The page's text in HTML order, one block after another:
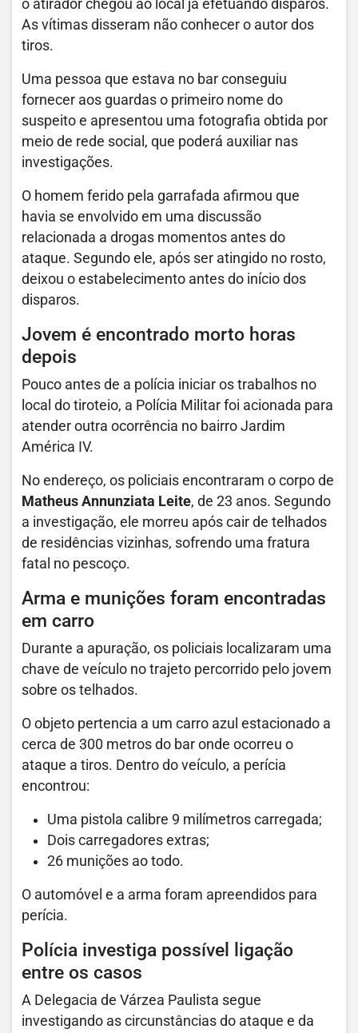
o atirador chegou ao local já efetuando disparos.
As vítimas disseram não conhecer o autor dos
tiros.
Uma pessoa que estava no bar conseguiu
fornecer aos guardas o primeiro nome do
suspeito e apresentou uma fotografia obtida por
meio de rede social, que poderá auxiliar nas
investigações.
O homem ferido pela garrafada afirmou que
havia se envolvido em uma discussão
relacionada a drogas momentos antes do
ataque. Segundo ele, após ser atingido no rosto,
deixou o estabelecimento antes do início dos
disparos.
Jovem é encontrado morto horas
depois
Pouco antes de a polícia iniciar os trabalhos no
local do tiroteio, a Polícia Militar foi acionada para
atender outra ocorrência no bairro Jardim
América IV.
No endereço, os policiais encontraram o corpo de
Matheus Annunziata Leite, de 23 anos. Segundo
a investigação, ele morreu após cair de telhados
de residências vizinhas, sofrendo uma fratura
fatal no pescoço.
Arma e munições foram encontradas
em carro
Durante a apuração, os policiais localizaram uma
chave de veículo no trajeto percorrido pelo jovem
sobre os telhados.
O objeto pertencia a um carro azul estacionado a
cerca de 300 metros do bar onde ocorreu o
ataque a tiros. Dentro do veículo, a perícia
encontrou:
Uma pistola calibre 9 milímetros carregada;
Dois carregadores extras;
26 munições ao todo.
O automóvel e a arma foram apreendidos para
perícia.
Polícia investiga possível ligação
entre os casos
A Delegacia de Várzea Paulista segue
investigando as circunstâncias do ataque e da